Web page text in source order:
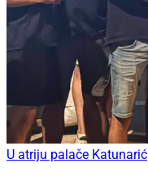
U atriju palače Katunarić